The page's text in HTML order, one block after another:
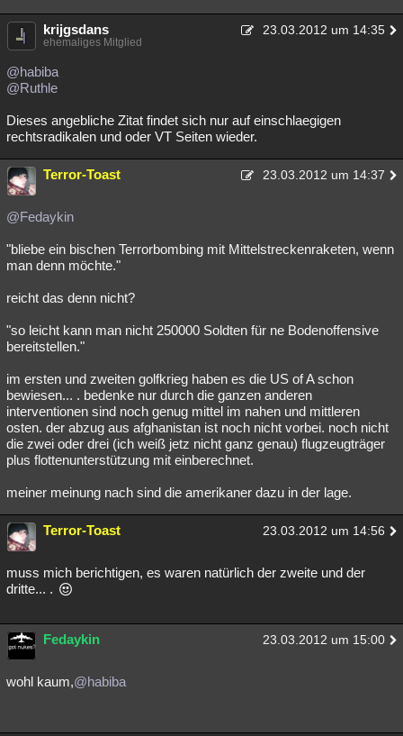
krijgsdans 23.03.2012 um 14:35
ehemaliges Mitglied
@habiba
@Ruthle
Dieses angebliche Zitat findet sich nur auf einschlaegigen
rechtsradikalen und oder VT Seiten wieder.
Terror-Toast 23.03.2012 um 14:37
@Fedaykin
"bliebe ein bischen Terrorbombing mit Mittelstreckenraketen, wenn
man denn möchte."
reicht das denn nicht?
"so leicht kann man nicht 250000 Soldten für ne Bodenoffensive
bereitstellen."
im ersten und zweiten golfkrieg haben es die US of A schon
bewiesen... . bedenke nur durch die ganzen anderen
interventionen sind noch genug mittel im nahen und mittleren
osten. der abzug aus afghanistan ist noch nicht vorbei. noch nicht
die zwei oder drei (ich weiß jetz nicht ganz genau) flugzeugträger
plus flottenunterstützung mit einberechnet.
meiner meinung nach sind die amerikaner dazu in der lage.
Terror-Toast 23.03.2012 um 14:56
muss mich berichtigen, es waren natürlich der zweite und der
dritte... .
Fedaykin 23.03.2012 um 15:00
wohl kaum,@habiba